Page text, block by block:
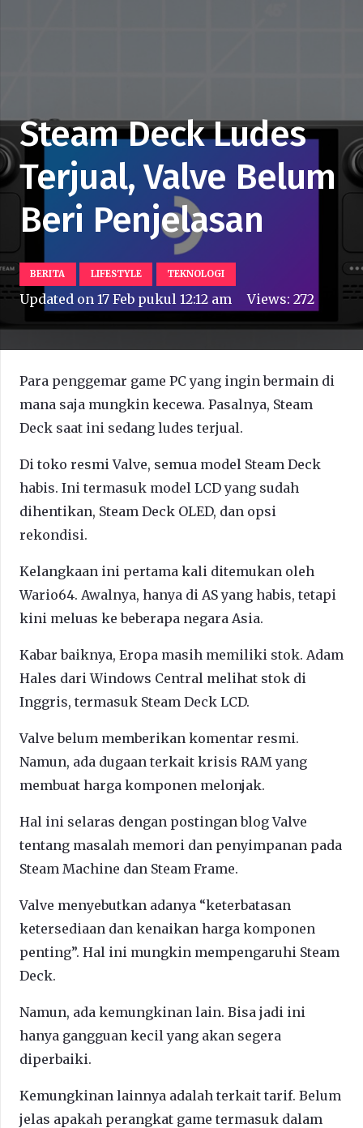
Steam Deck Ludes
Terjual, Valve Belum
Beri Penjelasan
BERITA LIFESTYLE TEKNOLOGI
Updated on 17 Feb pukul 12:12 am Views:272
Para penggemar game PC yang ingin bermain di
mana saja mungkin kecewa. Pasalnya, Steam
Deck saat ini sedang ludes terjual.
Di toko resmi Valve, semua model Steam Deck
habis. Ini termasuk model LCD yang sudah
dihentikan, Steam Deck OLED, dan opsi
rekondisi.
Kelangkaan ini pertama kali ditemukan oleh
Wario64. Awalnya, hanya di AS yang habis, tetapi
kini meluas ke beberapa negara Asia.
Kabar baiknya, Eropa masih memiliki stok. Adam
Hales dari Windows Central melihat stok di
Inggris, termasuk Steam Deck LCD.
Valve belum memberikan komentar resmi.
Namun, ada dugaan terkait krisis RAM yang
membuat harga komponen melonjak.
Hal ini selaras dengan postingan blog Valve
tentang masalah memori dan penyimpanan pada
Steam Machine dan Steam Frame.
Valve menyebutkan adanya “keterbatasan
ketersediaan dan kenaikan harga komponen
penting”. Hal ini mungkin mempengaruhi Steam
Deck.
Namun, ada kemungkinan lain. Bisa jadi ini
hanya gangguan kecil yang akan segera
diperbaiki.
Kemungkinan lainnya adalah terkait tarif. Belum
jelas apakah perangkat game termasuk dalam